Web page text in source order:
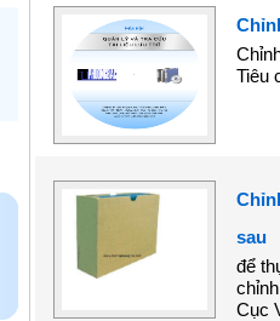
Tiêu
sau
để
Cục